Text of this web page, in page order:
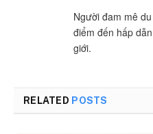
Người đam mê
điểm đến hấp
giới.
RELATED POSTS